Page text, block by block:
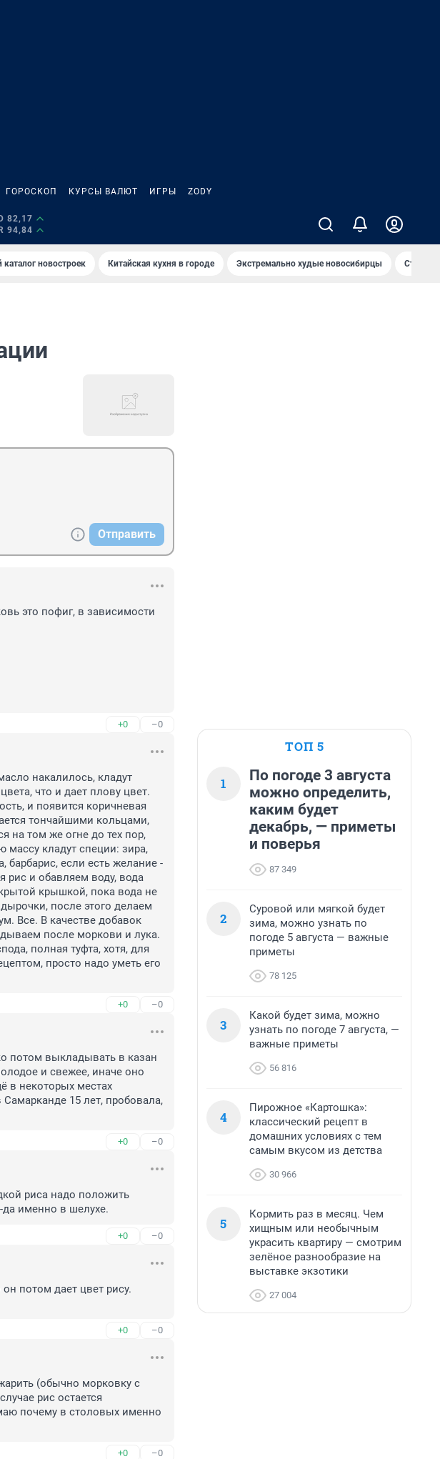
ГОРОСКОП КУРСЫ ВАЛЮТ ИГРЫ ZODY
82,17
94,84
каталог новостроек Китайская кухня в городе Экстремально худые новосибирцы Старт
Отправить
это пофиг, в зависимости
+0 –0
накалилось, кладут
что и дает плову цвет.
и появится коричневая
тончайшими кольцами,
на том же огне до тех пор,
массу кладут специи: зира,
барбарис, если есть желание -
рис и обавляем воду, вода
крышкой, пока вода не
после этого делаем
Все. В качестве добавок
после моркови и лука.
полная туфта, хотя, для
просто надо уметь его
+0 –0
потом выкладывать в казан
и свежее, иначе оно
в некоторых местах
15 лет, пробовала,
+0 –0
риса надо положить
именно в шелухе.
+0 –0
потом дает цвет рису.
+0 –0
(обычно морковку с
рис остается
почему в столовых именно
+0 –0
ТОП 5
1
По погоде 3 августа
можно определить,
каким будет
декабрь, — приметы
и поверья
87 349
2
Суровой или мягкой будет
зима, можно узнать по
погоде 5 августа — важные
приметы
78 125
3
Какой будет зима, можно
узнать по погоде 7 августа, —
важные приметы
56 816
4
Пирожное «Картошка»:
классический рецепт в
домашних условиях с тем
самым вкусом из детства
30 966
5
Кормить раз в месяц. Чем
хищным или необычным
украсить квартиру — смотрим
зелёное разнообразие на
выставке экзотики
27 004